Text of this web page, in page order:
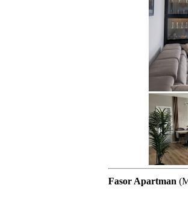
Fasor Apartman